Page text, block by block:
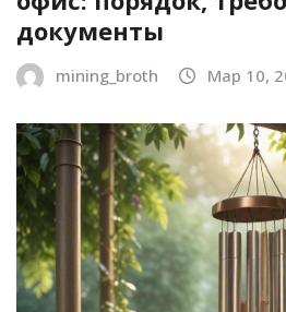
документы
mining_broth Мар 10,